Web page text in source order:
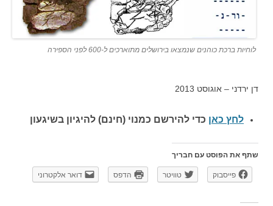
לוחיות ברכת כוהנים שנמצאו בירושלים מתוארכים ל-600 לפני הספירה
דן ירדני – אוגוסט 2013
לחץ כאן כדי להירשם כמנוי (חינם) להיגיון בשיגעון
שתף את הפוסט עם חבריך
פייסבוק טוויטר הדפס דואר אלקטרוני